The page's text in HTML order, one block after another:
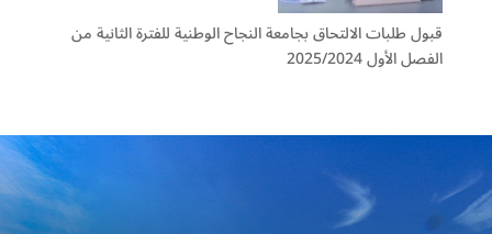
قبول طلبات الالتحاق بجامعة النجاح الوطنية للفترة الثانية من
الفصل الأول 2025/2024